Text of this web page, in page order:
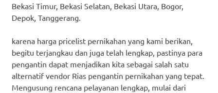
Bekasi Timur, Bekasi Selatan, Bekasi Utara, Bogor,
Depok, Tanggerang.
karena harga pricelist pernikahan yang kami berikan,
begitu terjangkau dan juga telah lengkap, pastinya para
pengantin dapat menjadikan kita sebagai salah satu
alternatif vendor Rias pengantin pernikahan yang tepat.
Mengusung rencana pelayanan lengkap, mulai dari